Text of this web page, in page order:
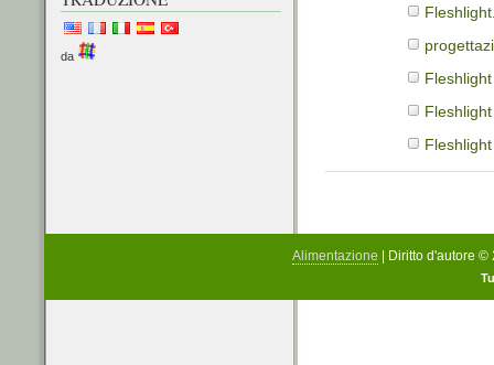
da
Alimentazione | Diritto d'autore